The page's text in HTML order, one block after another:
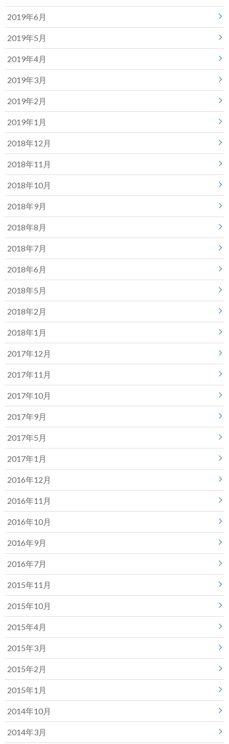
2019年6月
2019年5月
2019年4月
2019年3月
2019年2月
2019年1月
2018年12月
2018年11月
2018年10月
2018年9月
2018年8月
2018年7月
2018年6月
2018年5月
2018年2月
2018年1月
2017年12月
2017年11月
2017年10月
2017年9月
2017年5月
2017年1月
2016年12月
2016年11月
2016年10月
2016年9月
2016年7月
2015年11月
2015年10月
2015年4月
2015年3月
2015年2月
2015年1月
2014年10月
2014年3月